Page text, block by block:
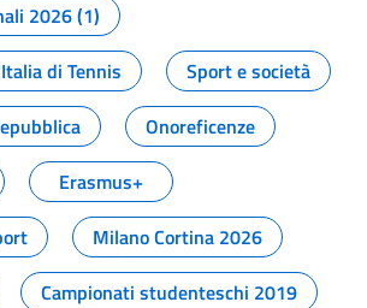
2026 (1)
di Tennis
Sport e società
Onoreficenze
Erasmus+
Milano Cortina 2026
Campionati studenteschi 2019